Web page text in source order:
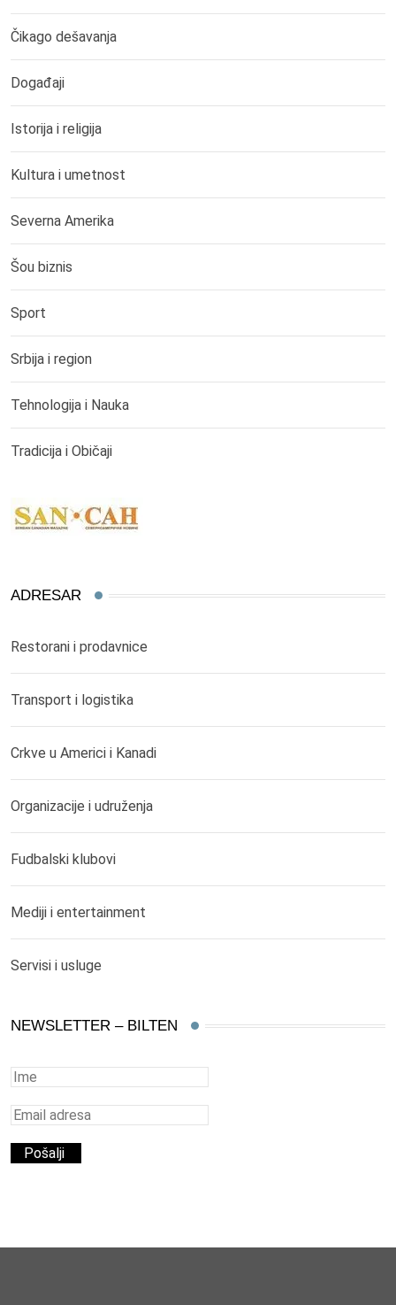
Čikago dešavanja
Događaji
Istorija i religija
Kultura i umetnost
Severna Amerika
Šou biznis
Sport
Srbija i region
Tehnologija i Nauka
Tradicija i Običaji
ADRESAR
Restorani i prodavnice
Transport i logistika
Crkve u Americi i Kanadi
Organizacije i udruženja
Fudbalski klubovi
Mediji i entertainment
Servisi i usluge
NEWSLETTER – BILTEN